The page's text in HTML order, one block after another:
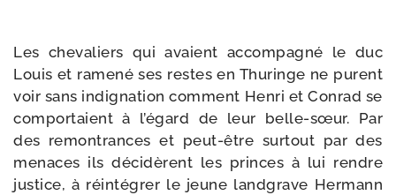
Les che­va­liers qui avaient accom­pa­gné le duc
Louis et rame­né ses restes en Thuringe ne purent
voir sans indi­gna­tion com­ment Henri et Conrad se
com­por­taient à l’égard de leur belle-​sœur. Par
des remon­trances et peut-​être sur­tout par des
menaces ils déci­dèrent les princes à lui rendre
jus­tice, à réin­té­grer le jeune land­grave Her­mann